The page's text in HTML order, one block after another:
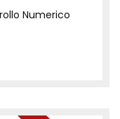
Numerico